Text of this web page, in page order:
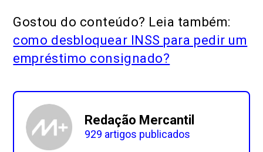
Gostou do conteúdo? Leia também:
como desbloquear INSS para pedir um
empréstimo consignado?
Redação Mercantil
929 artigos publicados